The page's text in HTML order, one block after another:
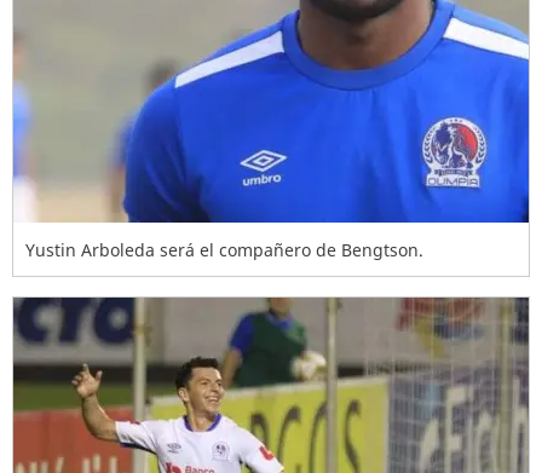
Yustin Arboleda será el compañero de Bengtson.